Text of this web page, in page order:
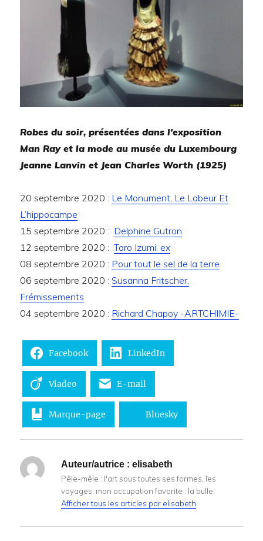
Robes du soir, présentées dans l’exposition
Man Ray et la mode au musée du Luxembourg
Jeanne Lanvin et Jean Charles Worth (1925)
20 septembre 2020 : Le Monument, Le Labeur Et
L’hippocampe
15 septembre 2020 : Delphine Gutron
12 septembre 2020 :Taro Izumi. ex
08 septembre 2020 : Pour tout le sel de la terre
06 septembre 2020 :Susanna Fritscher,
Frémissements
04 septembre 2020 : Richard Chapoy -ARTCHIMIE-
Facebook LinkedIn
Viadeo E-mail
Marque-page Bluesky
Auteur/autrice : elisabeth
Pêle-mêle : l'art sous toutes ses formes, les
voyages, mon occupation favorite : la bulle.
Afficher tous les articles par elisabeth